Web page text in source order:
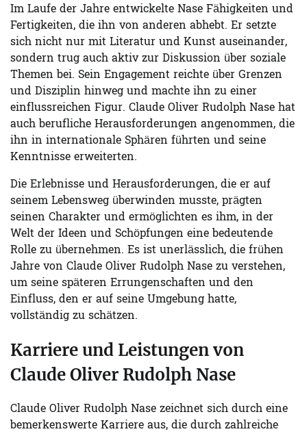
Im Laufe der Jahre entwickelte Nase Fähigkeiten und
Fertigkeiten, die ihn von anderen abhebt. Er setzte
sich nicht nur mit Literatur und Kunst auseinander,
sondern trug auch aktiv zur Diskussion über soziale
Themen bei. Sein Engagement reichte über Grenzen
und Disziplin hinweg und machte ihn zu einer
einflussreichen Figur. Claude Oliver Rudolph Nase hat
auch berufliche Herausforderungen angenommen, die
ihn in internationale Sphären führten und seine
Kenntnisse erweiterten.
Die Erlebnisse und Herausforderungen, die er auf
seinem Lebensweg überwinden musste, prägten
seinen Charakter und ermöglichten es ihm, in der
Welt der Ideen und Schöpfungen eine bedeutende
Rolle zu übernehmen. Es ist unerlässlich, die frühen
Jahre von Claude Oliver Rudolph Nase zu verstehen,
um seine späteren Errungenschaften und den
Einfluss, den er auf seine Umgebung hatte,
vollständig zu schätzen.
Karriere und Leistungen von
Claude Oliver Rudolph Nase
Claude Oliver Rudolph Nase zeichnet sich durch eine
bemerkenswerte Karriere aus, die durch zahlreiche